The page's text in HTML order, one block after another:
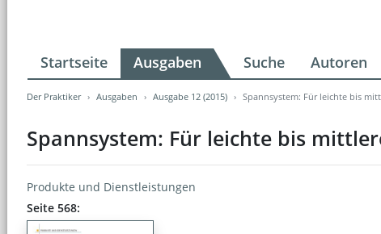
Startseite Ausgaben Suche Autoren
Der Praktiker Ausgaben Ausgabe 12 (2015) Spannsystem: Für leichte bis
Spannsystem: Für leichte bis
Produkte und Dienstleistungen
Seite 568: